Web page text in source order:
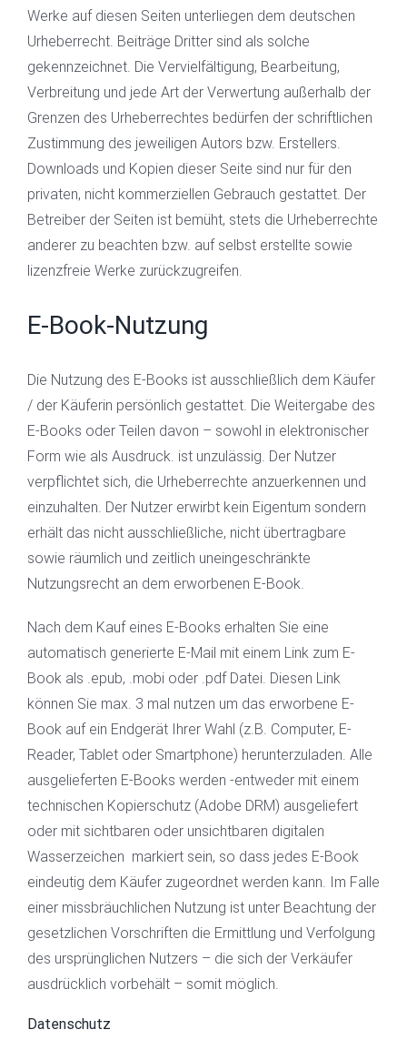
Werke auf diesen Seiten unterliegen dem deutschen
Urheberrecht. Beiträge Dritter sind als solche
gekennzeichnet. Die Vervielfältigung, Bearbeitung,
Verbreitung und jede Art der Verwertung außerhalb der
Grenzen des Urheberrechtes bedürfen der schriftlichen
Zustimmung des jeweiligen Autors bzw. Erstellers.
Downloads und Kopien dieser Seite sind nur für den
privaten, nicht kommerziellen Gebrauch gestattet. Der
Betreiber der Seiten ist bemüht, stets die Urheberrechte
anderer zu beachten bzw. auf selbst erstellte sowie
lizenzfreie Werke zurückzugreifen.
E-Book-Nutzung
Die Nutzung des E-Books ist ausschließlich dem Käufer
/ der Käuferin persönlich gestattet. Die Weitergabe des
E-Books oder Teilen davon – sowohl in elektronischer
Form wie als Ausdruck. ist unzulässig. Der Nutzer
verpflichtet sich, die Urheberrechte anzuerkennen und
einzuhalten. Der Nutzer erwirbt kein Eigentum sondern
erhält das nicht ausschließliche, nicht übertragbare
sowie räumlich und zeitlich uneingeschränkte
Nutzungsrecht an dem erworbenen E-Book.
Nach dem Kauf eines E-Books erhalten Sie eine
automatisch generierte E-Mail mit einem Link zum E-
Book als .epub, .mobi oder .pdf Datei. Diesen Link
können Sie max. 3 mal nutzen um das erworbene E-
Book auf ein Endgerät Ihrer Wahl (z.B. Computer, E-
Reader, Tablet oder Smartphone) herunterzuladen. Alle
ausgelieferten E-Books werden -entweder mit einem
technischen Kopierschutz (Adobe DRM) ausgeliefert
oder mit sichtbaren oder unsichtbaren digitalen
Wasserzeichen markiert sein, so dass jedes E-Book
eindeutig dem Käufer zugeordnet werden kann. Im Falle
einer missbräuchlichen Nutzung ist unter Beachtung der
gesetzlichen Vorschriften die Ermittlung und Verfolgung
des ursprünglichen Nutzers – die sich der Verkäufer
ausdrücklich vorbehält – somit möglich.
Datenschutz